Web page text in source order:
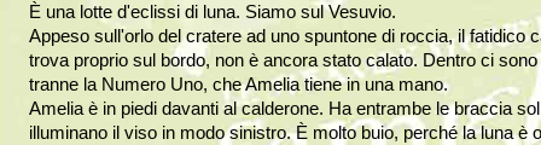
È una lotte d'eclissi di luna. Siamo sul Vesuvio.
Appeso sull'orlo del cratere ad uno spuntone di roccia, il fatidico
trova proprio sul bordo, non è ancora stato calato. Dentro ci
tranne la Numero Uno, che Amelia tiene in una mano.
Amelia è in piedi davanti al calderone. Ha entrambe le braccia
illuminano il viso in modo sinistro. È molto buio, perché la luna è